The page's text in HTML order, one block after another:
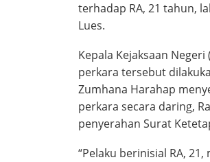
terhadap RA, 21 tahun,
Lues.
Kepala Kejaksaan
perkara tersebut
Zumhana Harahap
perkara secara daring,
penyerahan Surat
“Pelaku berinisial RA,